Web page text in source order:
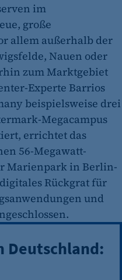
im
große
allem außerhalb der
Nauen oder
zum Marktgebiet
Experte Barrios
beispielsweise drei
Megacampus
errichtet das
56-Megawatt-
Marienpark in Berlin-
Rückgrat für
und
Deutschland: